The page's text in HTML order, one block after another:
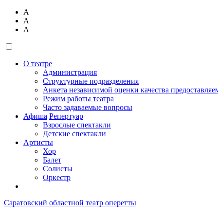
А
А
А
О театре
Администрация
Структурные подразделения
Анкета независимой оценки качества
Режим работы театра
Часто задаваемые вопросы
Афиша Репертуар
Взрослые спектакли
Детские спектакли
Артисты
Хор
Балет
Солисты
Оркестр
Саратовский областной театр оперетты